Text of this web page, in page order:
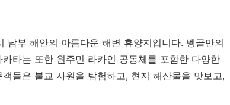
남부 해안의 아름다운 해변 휴양지입니다. 벵골만의
타는 또한 원주민 라카인 공동체를 포함한 다양한
들은 불교 사원을 탐험하고, 현지 해산물을 맛보고,